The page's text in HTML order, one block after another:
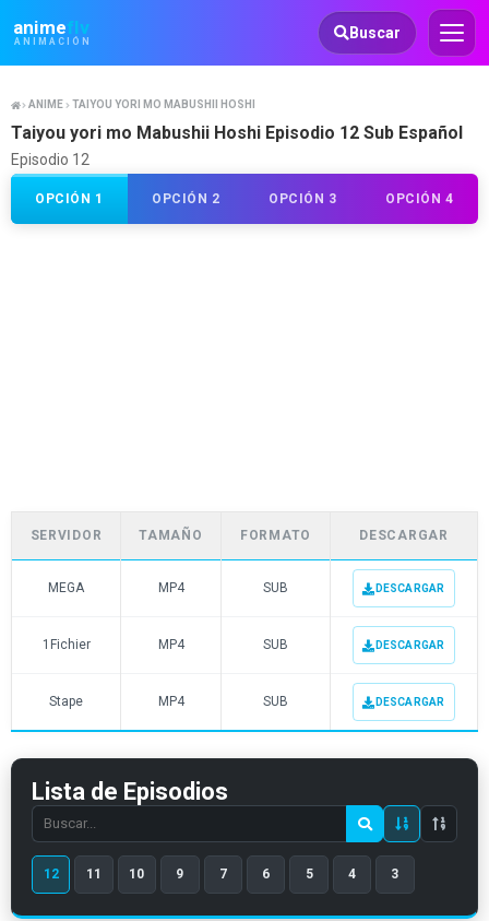
animeflv
ANIMACIÓN
Animeflv Buscar
ANIME TAIYOU YORI MO MABUSHII HOSHI
Taiyou yori mo Mabushii Hoshi Episodio 12 Sub Español
Episodio 12
OPCIÓN 1 OPCIÓN 2 OPCIÓN 3 OPCIÓN 4
SERVIDOR TAMAÑO FORMATO DESCARGAR
MEGA MP4 SUB DESCARGAR
1Fichier MP4 SUB DESCARGAR
Stape MP4 SUB DESCARGAR
Lista de Episodios
Search
episode
number
12 11 10 9 7 6 5 4 3